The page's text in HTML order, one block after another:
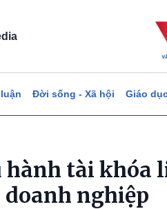
Đời sống - Xã hội Giáo
hành tài khóa
doanh nghiệp